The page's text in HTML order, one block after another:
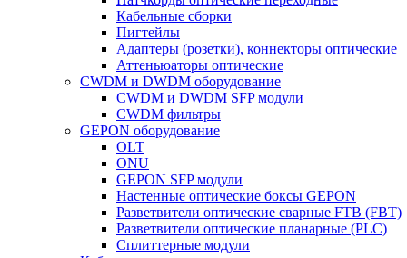
Кабельные сборки
Пигтейлы
Адаптеры (розетки), коннекторы оптические
Аттеньюаторы оптические
CWDM и DWDM оборудование
CWDM и DWDM SFP модули
CWDM фильтры
GEPON оборудование
OLT
ONU
GEPON SFP модули
Настенные оптические боксы GEPON
Разветвители оптические сварные FTB (FBT)
Разветвители оптические планарные (PLC)
Сплиттерные модули